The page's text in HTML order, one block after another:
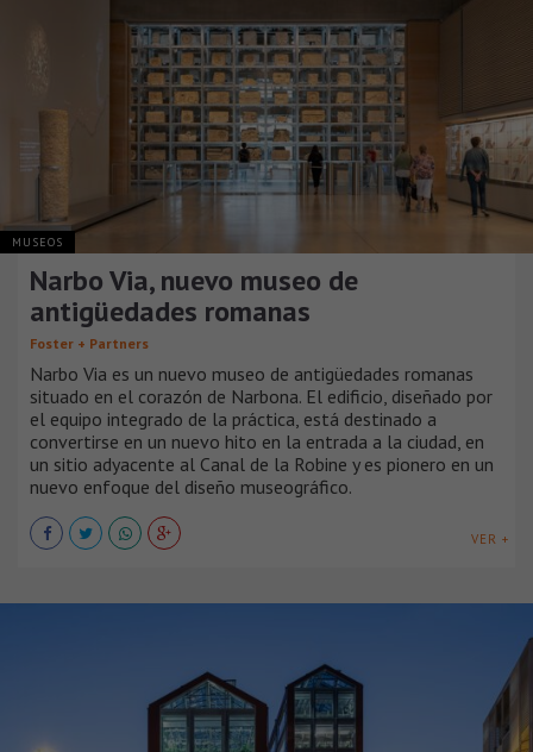
MUSEOS
Narbo Via, nuevo museo de
antigüedades romanas
Foster + Partners
Narbo Via es un nuevo museo de antigüedades romanas
situado en el corazón de Narbona. El edificio, diseñado por
el equipo integrado de la práctica, está destinado a
convertirse en un nuevo hito en la entrada a la ciudad, en
un sitio adyacente al Canal de la Robine y es pionero en un
nuevo enfoque del diseño museográfico.
VER +